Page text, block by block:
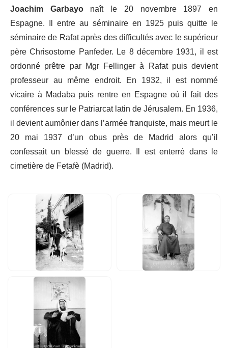
Joachim Garbayonaît le 20 novembre 1897 en
Espagne. Il entre au séminaire en 1925 puis quitte le
séminaire de Rafat après des difficultés avec le supérieur
père Chrisostome Panfeder. Le 8 décembre 1931, il est
ordonné prêtre par Mgr Fellinger à Rafat puis devient
professeur au même endroit. En 1932, il est nommé
vicaire à Madaba puis rentre en Espagne où il fait des
conférences sur le Patriarcat latin de Jérusalem. En 1936,
il devient aumônier dans l’armée franquiste, mais meurt le
20 mai 1937 d’un obus près de Madrid alors qu’il
confessait un blessé de guerre. Il est enterré dans le
cimetière de Fetafè (Madrid).